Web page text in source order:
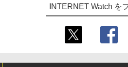
INTERNET Watch を